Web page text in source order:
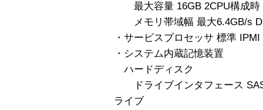
最大容量 16GB 2CPU構成時
メモリ帯域幅 最大6.4GB/s
・サービスプロセッサ 標準
・システム内蔵記憶装置
ハードディスク
ドライブインタフェース
ライブ